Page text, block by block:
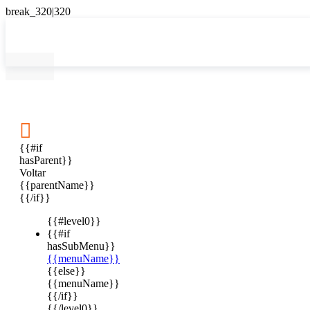

{{#if
hasParent}}
Voltar
{{parentName}}
{{/if}}
{{#level0}}
{{#if
hasSubMenu}}
{{menuName}}
{{else}}
{{menuName}}
{{/if}}